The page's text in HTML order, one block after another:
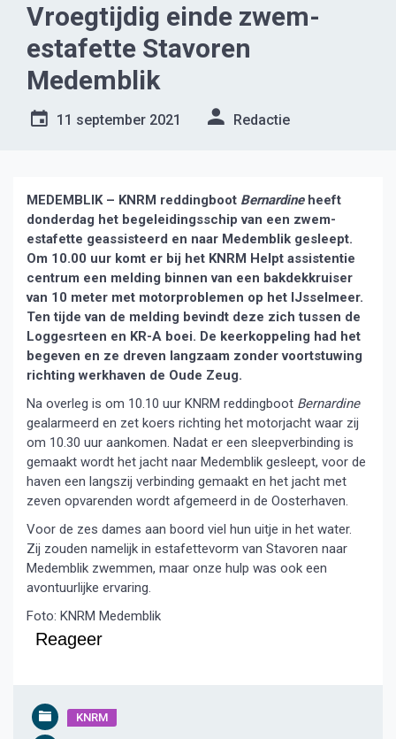
Vroegtijdig einde zwem-
estafette Stavoren
Medemblik
11 september 2021 Redactie
MEDEMBLIK – KNRM reddingboot Bernardineheeft
donderdag het begeleidingsschip van een zwem-
estafette geassisteerd en naar Medemblik gesleept.
Om 10.00 uur komt er bij het KNRM Helpt assistentie
centrum een melding binnen van een bakdekkruiser
van 10 meter met motorproblemen op het IJsselmeer.
Ten tijde van de melding bevindt deze zich tussen de
Loggesrteen en KR-A boei. De keerkoppeling had het
begeven en ze dreven langzaam zonder voortstuwing
richting werkhaven de Oude Zeug.
Na overleg is om 10.10 uur KNRM reddingboot Bernardine
gealarmeerd en zet koers richting het motorjacht waar zij
om 10.30 uur aankomen. Nadat er een sleepverbinding is
gemaakt wordt het jacht naar Medemblik gesleept, voor de
haven een langszij verbinding gemaakt en het jacht met
zeven opvarenden wordt afgemeerd in de Oosterhaven.
Voor de zes dames aan boord viel hun uitje in het water.
Zij zouden namelijk in estafettevorm van Stavoren naar
Medemblik zwemmen, maar onze hulp was ook een
avontuurlijke ervaring.
Foto: KNRM Medemblik
Reageer
KNRM